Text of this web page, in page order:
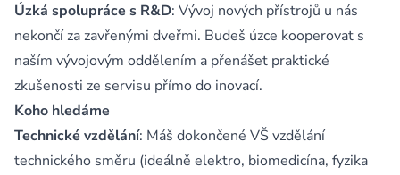
Úzká spolupráce s R&D: Vývoj nových přístrojů u nás
nekončí za zavřenými dveřmi. Budeš úzce kooperovat s
naším vývojovým oddělením a přenášet praktické
zkušenosti ze servisu přímo do inovací.
Koho hledáme
Technické vzdělání: Máš dokončené VŠ vzdělání
technického směru (ideálně elektro, biomedicína, fyzika